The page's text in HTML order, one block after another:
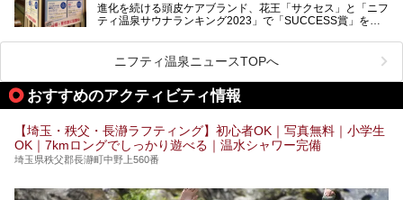
全国総合2位にランクインした人気温浴施設「竜泉寺の湯 草
加谷塚店」がコラボイベントを期間限定で開催中ということ
気になるその内容をチェックしてきました！
進化を続ける頭皮ケアブランド、花王「サクセス」と「ニフ
ティ温泉サウナランキング2023」で「SUCCESS賞」を獲
ベントを開催。
早速訪問し、気になるその内容を取材してきました！
───
提供元：花王株式会社【PR】
す。
ニフティ温泉ニュースTOPへ
おすすめのアクティビティ情報
【埼玉・秩父・長瀞ラフティング】初心者OK｜写真無料｜小学生
OK｜7kmロングでしっかり遊べる｜温水シャワー完備
埼玉県秩父郡長瀞町中野上560番